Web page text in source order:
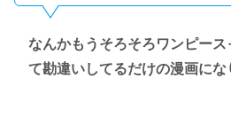
なんかもうそろそろワンピー
て勘違いしてるだけの漫画にな